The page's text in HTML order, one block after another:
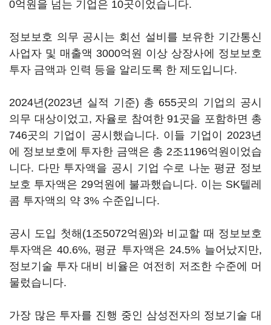
0억원을 넘는 기업은 10곳이었습니다.
정보보호 의무 공시는 회선 설비를 보유한 기간통신
사업자 및 매출액 3000억원 이상 상장사에 정보보호
투자 금액과 인력 등을 알리도록 한 제도입니다.
2024년(2023년 실적 기준) 총 655곳의 기업의 공시
의무 대상이었고, 자율로 참여한 91곳을 포함하면 총
746곳의 기업이 공시했습니다. 이들 기업이 2023년
에 정보보호에 투자한 금액은 총 2조1196억원이었습
니다. 다만 투자액을 공시 기업 수로 나눈 평균 정보
보호 투자액은 29억원에 불과했습니다. 이는 SK텔레
콤 투자액의 약 3% 수준입니다.
공시 도입 첫해 (1조5072억원)와 비교할 때 정보보호
투자액은40.6%, 평균 투자액은 24.5% 늘어났지만,
정보기술 투자 대비 비율은 여전히 저조한 수준에 머
물렀습니다.
가장 많은 투자를 진행 중인 삼성전자의 정보기술 대